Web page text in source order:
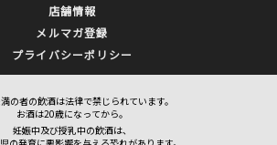
店舗情報
メルマガ登録
プライバシーポリシー
の者の飲酒は法律で禁じられています。
お酒は20歳になってから。
妊娠中及び授乳中の飲酒は、